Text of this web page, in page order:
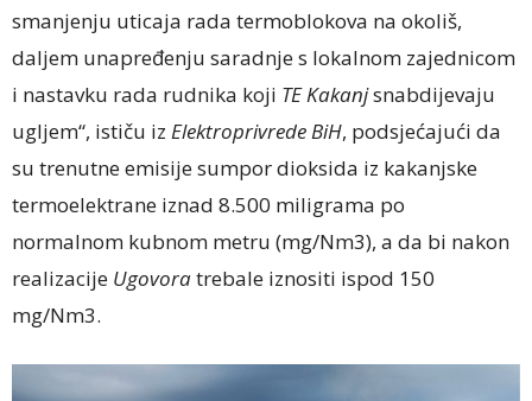
smanjenju uticaja rada termoblokova na okoliš,
daljem unapređenju saradnje s lokalnom zajednicom
i nastavku rada rudnika koji TE Kakanjsnabdijevaju
ugljem“, ističu iz Elektroprivrede BiH, podsjećajući da
su trenutne emisije sumpor dioksida iz kakanjske
termoelektrane iznad 8.500 miligrama po
normalnom kubnom metru (mg/Nm3), a da bi nakon
realizacije Ugovoratrebale iznositi ispod 150
mg/Nm3.